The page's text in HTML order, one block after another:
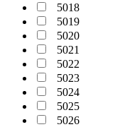
5018
5019
5020
5021
5022
5023
5024
5025
5026